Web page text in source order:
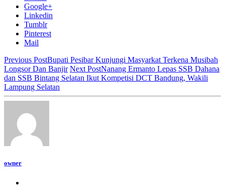
Google+
Linkedin
Tumblr
Pinterest
Mail
Previous PostBupati Pesibar Kunjungi Masyarkat Terkena Musibah
Longsor Dan Banjir Next PostNanang Ermanto Lepas SSB Dahana
dan SSB Bintang Selatan Ikut Kompetisi DCT Bandung, Wakili
Lampung Selatan
owner